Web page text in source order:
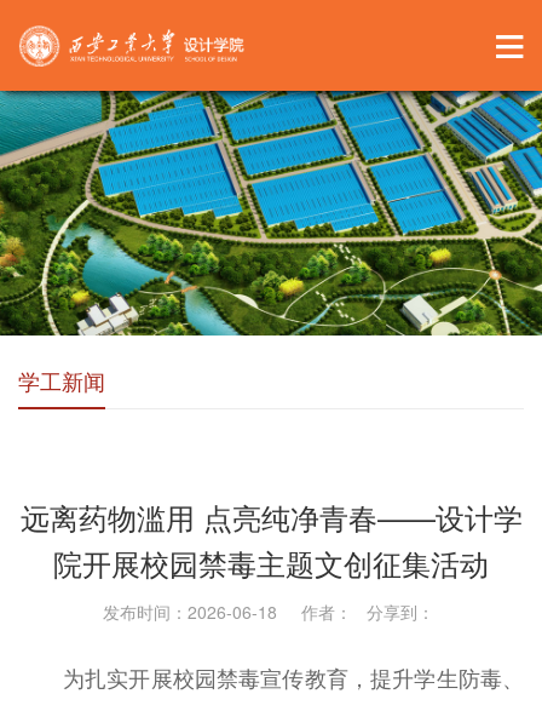
学工新闻
远离药物滥用 点亮纯净青春——设计学
院开展校园禁毒主题文创征集活动
发布时间：2026-06-18 作者： 分享到：
为扎实开展校园禁毒宣传教育，提升学生防毒、